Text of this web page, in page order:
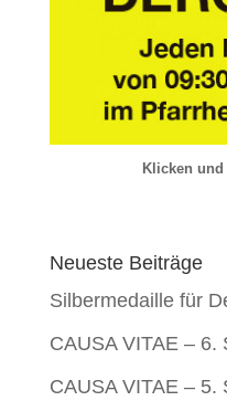
Klicken
Neueste Beiträge
Silbermedaille für
CAUSA VITAE – 6.
CAUSA VITAE – 5.